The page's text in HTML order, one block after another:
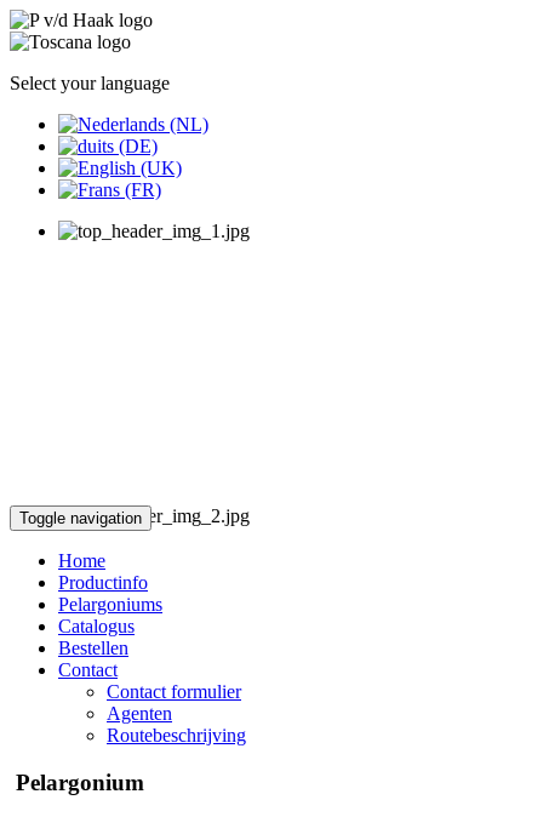
Select your language
Toggle navigation
Home
Productinfo
Pelargoniums
Catalogus
Bestellen
Contact
Contact formulier
Agenten
Routebeschrijving
Pelargonium